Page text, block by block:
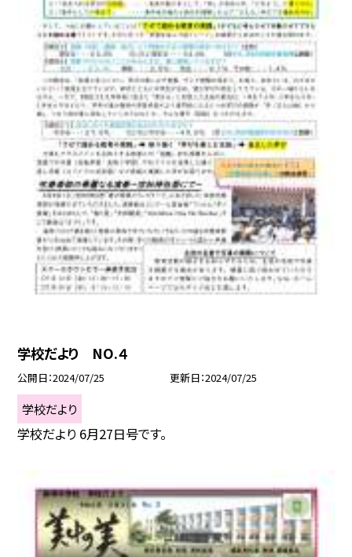
学校だより NO.４
公開日 2024/07/25 更新日 2024/07/25
学校だより
学校だより 6月27日号です。